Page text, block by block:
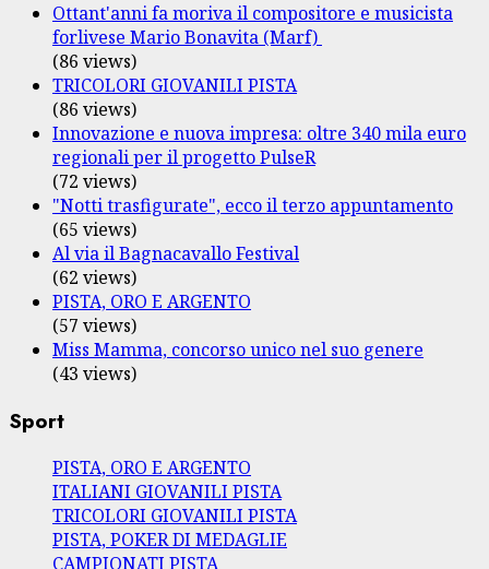
Ottant'anni fa moriva il compositore e musicista
forlivese Mario Bonavita (Marf)
(86 views)
TRICOLORI GIOVANILI PISTA
(86 views)
Innovazione e nuova impresa: oltre 340 mila euro
regionali per il progetto PulseR
(72 views)
"Notti trasfigurate", ecco il terzo appuntamento
(65 views)
Al via il Bagnacavallo Festival
(62 views)
PISTA, ORO E ARGENTO
(57 views)
Miss Mamma, concorso unico nel suo genere
(43 views)
Sport
PISTA, ORO E ARGENTO
ITALIANI GIOVANILI PISTA
TRICOLORI GIOVANILI PISTA
PISTA, POKER DI MEDAGLIE
CAMPIONATI PISTA